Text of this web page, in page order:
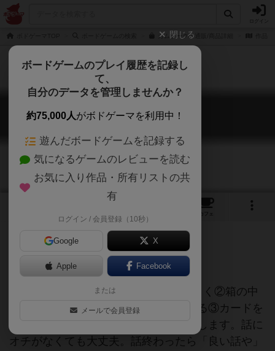
ガムトークの通販/商品詳細
ガムトーク
Gum Talk
カフェ
遊び方は①適当なカードを箱から1枚引く②箱の中
の一番上のカードに書かれた数字を見る③カードを
引いた人が数字に該当したお題の話をします。話に
オチがなくても大丈夫。話終わったら「良い話や」
閉じる
ボードゲームのプレイ履歴を記録し
て、
自分のデータを管理しませんか？
約75,000人がボドゲーマを利用中！
遊んだボードゲームを記録する
気になるゲームのレビューを読む
お気に入り作品・所有リストの共
有
ログイン / 会員登録（10秒）
Google X
Apple Facebook
または
メールで会員登録